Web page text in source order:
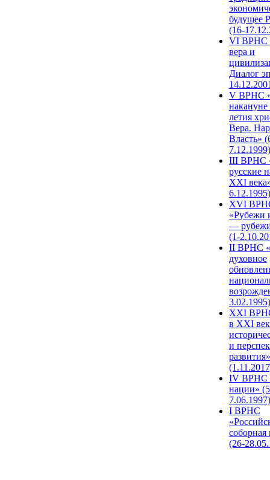
будущее
(16-
VI ВРНС
вера и
Диалог
V ВРНС
накануне
летия
Вера.
Власть»
7.12.1999)
III ВРНС
русские
XXI
6.12.1995)
XVI
«Рубежи
—
(1-
II ВРНС
духовное
3.02.1995)
XХI
в XXI
и
развития»
IV ВРНС
нации»
7.06.1997)
I ВРНС
(26-